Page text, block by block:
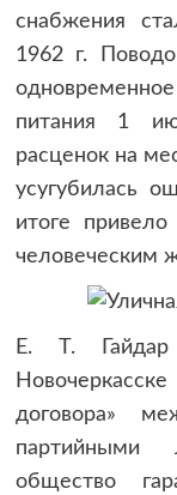
снабжения
1962 г.
питания 1
расценок на
усугубилась
итоге
человеческим
Е. Т.
договора»
партийными
общество